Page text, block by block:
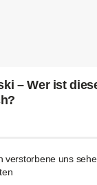
– Wer ist
verstorbene uns